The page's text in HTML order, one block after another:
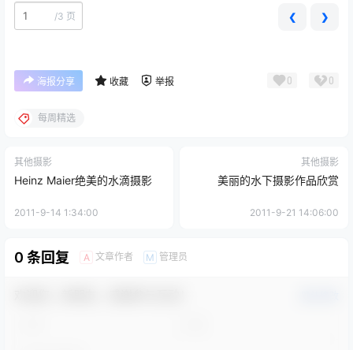
/3 页 ❮ ❯
海报分享 收藏 举报 0 0
每周精选
其他摄影
Heinz Maier绝美的水滴摄影
2011-9-14 1:34:00
其他摄影
美丽的水下摄影作品欣赏
2011-9-21 14:06:00
0 条回复 A 文章作者 M 管理员